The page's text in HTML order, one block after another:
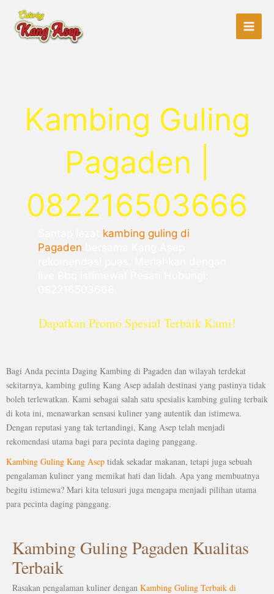
konten
Kambing Guling
Pagaden |
082216503666
kambing guling di
Pagaden
Dapatkan Promo Spesial Terbaik Kami!
Bagi Anda pecinta Daging Kambing di Pagaden dan wilayah terdekat
sekitarnya, kambing guling Kang Asep adalah destinasi yang pastinya tidak
boleh terlewatkan. Kami sebagai salah satu spesialis kambing guling terbaik
di kota ini, menawarkan sensasi kuliner yang autentik dan istimewa.
Dengan reputasi yang tak tertandingi, Kang Asep telah menjadi
rekomendasi utama bagi para pecinta daging panggang.
Kambing Guling Kang Asep tidak sekadar makanan, tetapi juga sebuah
pengalaman kuliner yang memikat hati dan lidah. Apa yang membuatnya
begitu istimewa? Mari kita telusuri juga mengapa menjadi pilihan utama
para pecinta daging panggang.
Kambing Guling Pagaden Kualitas
Terbaik
Rasakan pengalaman kuliner dengan Kambing Guling Terbaik di